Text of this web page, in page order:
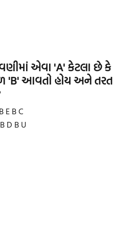
એવા 'A' કેટલા છે કે
'B' આવતો હોય અને તરત
E B C
D B U